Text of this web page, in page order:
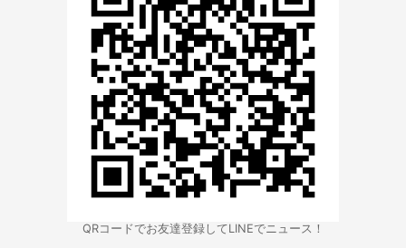
QRコードでお友達登録してLINEでニュース！